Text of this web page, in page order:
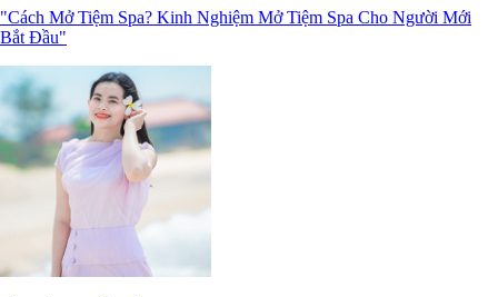
"Cách Mở Tiệm Spa? Kinh Nghiệm Mở Tiệm Spa Cho Người Mới
Bắt Đầu"